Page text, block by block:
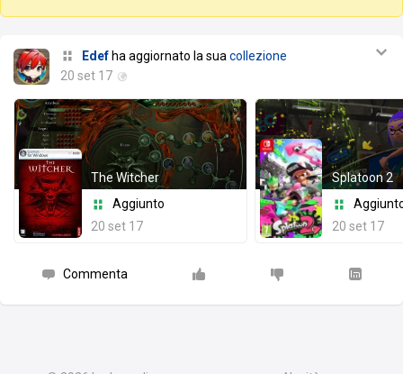
Edef ha aggiornato la sua collezione
20 set 17
The Witcher
Aggiunto
20 set 17
Splatoon 2
20 set 17
Commenta